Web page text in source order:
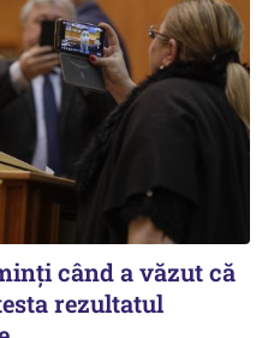
când a văzut că
rezultatul